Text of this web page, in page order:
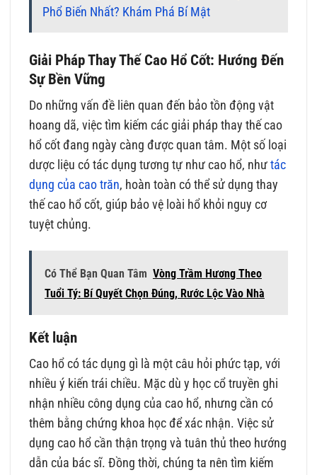
Phổ Biến Nhất? Khám Phá Bí Mật
Giải Pháp Thay Thế Cao Hổ Cốt: Hướng Đến
Sự Bền Vững
Do những vấn đề liên quan đến bảo tồn động vật
hoang dã, việc tìm kiếm các giải pháp thay thế cao
hổ cốt đang ngày càng được quan tâm. Một số loại
dược liệu có tác dụng tương tự như cao hổ, nhưtác
dụng của cao trăn, hoàn toàn có thể sử dụng thay
thế cao hổ cốt, giúp bảo vệ loài hổ khỏi nguy cơ
tuyệt chủng.
Có Thể Bạn Quan Tâm Vòng Trầm Hương Theo
Tuổi Tý: Bí Quyết Chọn Đúng, Rước Lộc Vào Nhà
Kết luận
Cao hổ có tác dụng gì là một câu hỏi phức tạp, với
nhiều ý kiến trái chiều. Mặc dù y học cổ truyền ghi
nhận nhiều công dụng của cao hổ, nhưng cần có
thêm bằng chứng khoa học để xác nhận. Việc sử
dụng cao hổ cần thận trọng và tuân thủ theo hướng
dẫn của bác sĩ. Đồng thời, chúng ta nên tìm kiếm